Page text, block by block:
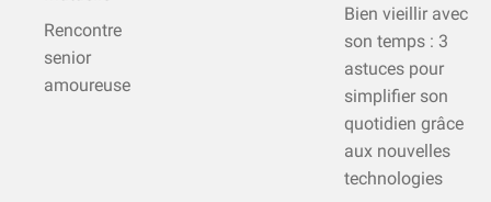
Rencontre
senior
amoureuse
Bien vieillir avec
son temps : 3
astuces pour
simplifier son
quotidien grâce
aux nouvelles
technologies